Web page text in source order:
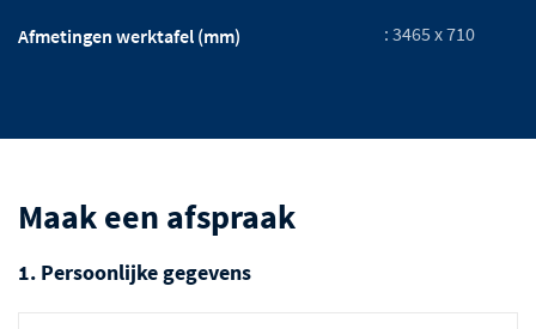
Afmetingen werktafel (mm) : 3465 x 710
Maak een afspraak
1. Persoonlijke gegevens